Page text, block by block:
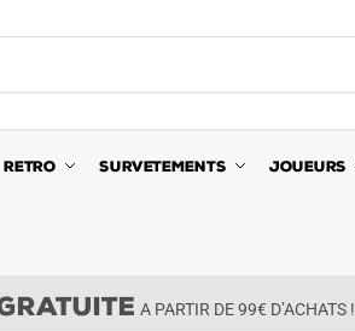
RETRO SURVETEMENTS JOUEURS
A PARTIR DE 99€ D’ACHATS !